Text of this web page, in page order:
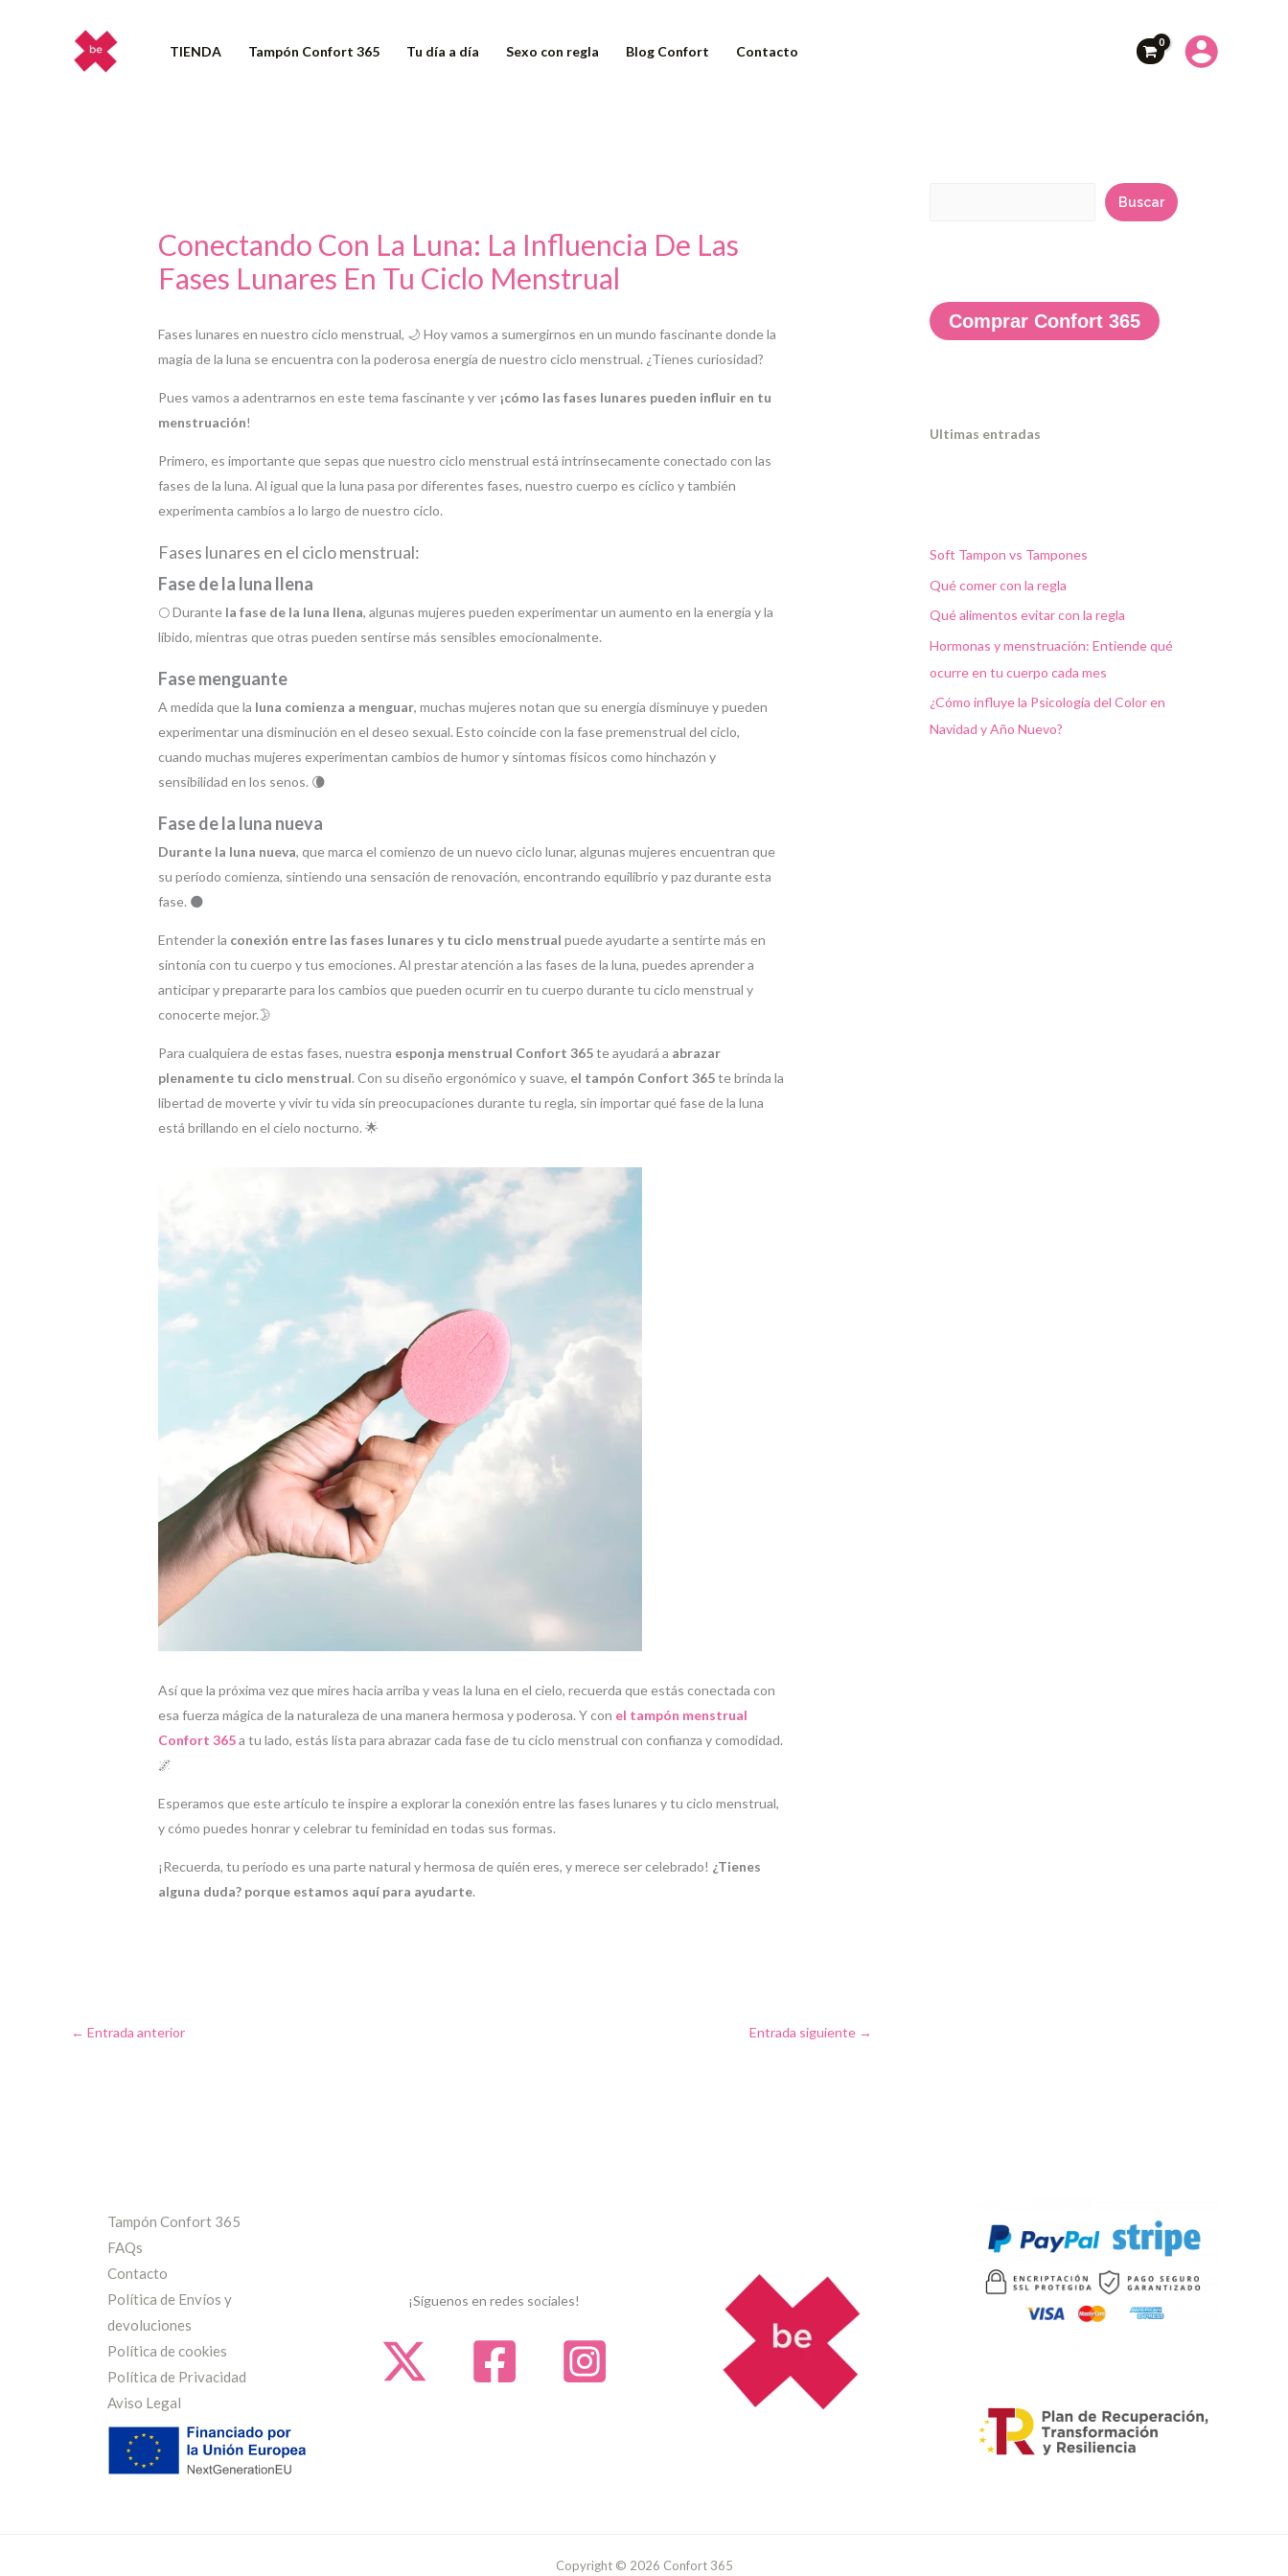
TIENDA Tampón Confort 365 Tu día a día Sexo con regla Blog Confort Contacto
Conectando Con La Luna: La Influencia De Las
Fases Lunares En Tu Ciclo Menstrual
Fases lunares en nuestro ciclo menstrual, 🌙 Hoy vamos a sumergirnos en un mundo fascinante donde la
magia de la luna se encuentra con la poderosa energía de nuestro ciclo menstrual. ¿Tienes curiosidad?
Pues vamos a adentrarnos en este tema fascinante y ver ¡cómo las fases lunares pueden influir en tu
menstruación!
Primero, es importante que sepas que nuestro ciclo menstrual está intrínsecamente conectado con las
fases de la luna. Al igual que la luna pasa por diferentes fases, nuestro cuerpo es cíclico y también
experimenta cambios a lo largo de nuestro ciclo.
Fases lunares en el ciclo menstrual:
Fase de la luna llena
🌕 Durante la fase de la luna llena, algunas mujeres pueden experimentar un aumento en la energía y la
líbido, mientras que otras pueden sentirse más sensibles emocionalmente.
Fase menguante
A medida que la luna comienza a menguar, muchas mujeres notan que su energía disminuye y pueden
experimentar una disminución en el deseo sexual. Esto coincide con la fase premenstrual del ciclo,
cuando muchas mujeres experimentan cambios de humor y síntomas físicos como hinchazón y
sensibilidad en los senos. 🌘
Fase de la luna nueva
Durante la luna nueva, que marca el comienzo de un nuevo ciclo lunar, algunas mujeres encuentran que
su período comienza, sintiendo una sensación de renovación, encontrando equilibrio y paz durante esta
fase. 🌑
Entender la conexión entre las fases lunares y tu ciclo menstrual puede ayudarte a sentirte más en
sintonía con tu cuerpo y tus emociones. Al prestar atención a las fases de la luna, puedes aprender a
anticipar y prepararte para los cambios que pueden ocurrir en tu cuerpo durante tu ciclo menstrual y
conocerte mejor.🌛
Para cualquiera de estas fases, nuestra esponja menstrual Confort 365te ayudará a abrazar
plenamente tu ciclo menstrual. Con su diseño ergonómico y suave, el tampón Confort 365te brinda la
libertad de moverte y vivir tu vida sin preocupaciones durante tu regla, sin importar qué fase de la luna
está brillando en el cielo nocturno. 🌟
Así que la próxima vez que mires hacia arriba y veas la luna en el cielo, recuerda que estás conectada con
esa fuerza mágica de la naturaleza de una manera hermosa y poderosa. Y con el tampón menstrual
Confort 365a tu lado, estás lista para abrazar cada fase de tu ciclo menstrual con confianza y comodidad.
🌌
Esperamos que este artículo te inspire a explorar la conexión entre las fases lunares y tu ciclo menstrual,
y cómo puedes honrar y celebrar tu feminidad en todas sus formas.
¡Recuerda, tu período es una parte natural y hermosa de quién eres, y merece ser celebrado! ¿Tienes
alguna duda? porque estamos aquí para ayudarte.
← Entrada anterior Entrada siguiente →
Buscar
Comprar Confort 365
Ultimas entradas
Soft Tampon vs Tampones
Qué comer con la regla
Qué alimentos evitar con la regla
Hormonas y menstruación: Entiende qué
ocurre en tu cuerpo cada mes
¿Cómo influye la Psicología del Color en
Navidad y Año Nuevo?
Tampón Confort 365
FAQs
Contacto
Política de Envíos y
devoluciones
Política de cookies
Política de Privacidad
Aviso Legal
¡Síguenos en redes sociales!
Copyright © 2026 Confort 365